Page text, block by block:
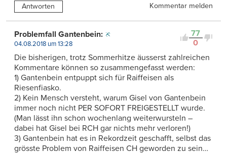
Antworten Kommentar melden
77
0
Problemfall Gantenbein:
04.08.2018 um 13:28
Die bisherigen, trotz Sommerhitze äusserst zahlreichen
Kommentare können so zusammengefasst werden:
1) Gantenbein entpuppt sich für Raiffeisen als
Riesenfiasko.
2) Kein Mensch versteht, warum Gisel von Gantenbein
immer noch nicht PER SOFORT FREIGESTELLT wurde.
(Man lässt ihn schon wochenlang weiterwursteln –
dabei hat Gisel bei RCH gar nichts mehr verloren!)
3) Gantenbein hat es in Rekordzeit geschafft, selbst das
grösste Problem von Raiffeisen CH geworden zu sein…